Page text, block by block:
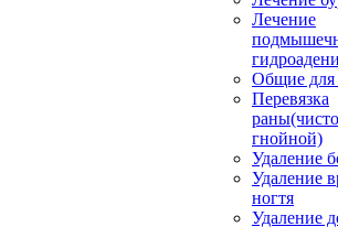
Лечение
Общие для
Перевязка
гнойной)
Удаление
Удаление
ногтя
Удаление